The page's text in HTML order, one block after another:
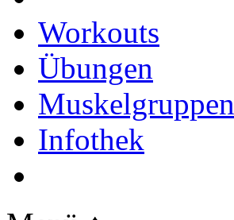
Workouts
Übungen
Muskelgruppen
Infothek